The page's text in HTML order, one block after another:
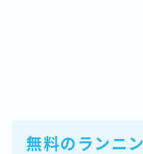
無料のランニ